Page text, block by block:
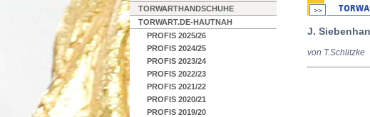
TORWARTHANDSCHUHE
TORWART.DE-HAUTNAH
PROFIS 2025/26
PROFIS 2024/25
PROFIS 2023/24
PROFIS 2022/23
PROFIS 2021/22
PROFIS 2020/21
PROFIS 2019/20
J.
von T.Schlitzke